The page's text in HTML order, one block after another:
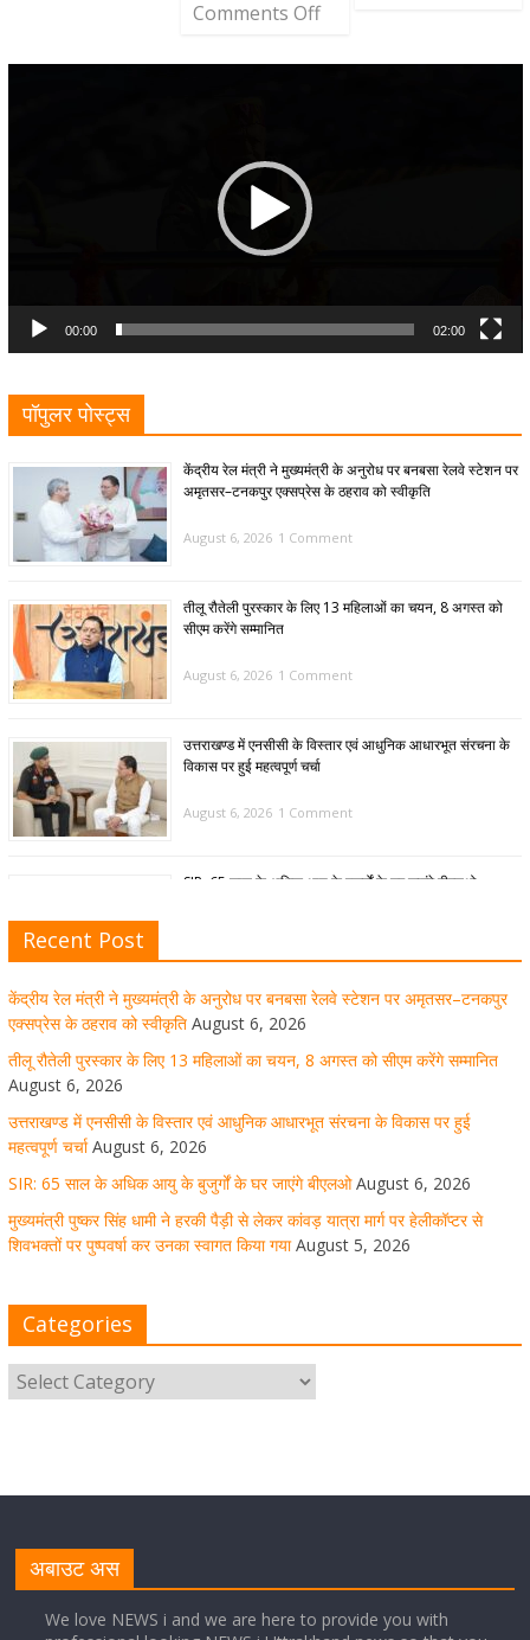
Comments Off
00:00 02:00
पॉपुलर पोस्ट्स
केंद्रीय रेल मंत्री ने मुख्यमंत्री के अनुरोध पर बनबसा रेलवे स्टेशन पर
अमृतसर–टनकपुर एक्सप्रेस के ठहराव को स्वीकृति
August 6, 2026 1 Comment
तीलू रौतेली पुरस्कार के लिए 13 महिलाओं का चयन, 8 अगस्त को
सीएम करेंगे सम्मानित
August 6, 2026 1 Comment
उत्तराखण्ड में एनसीसी के विस्तार एवं आधुनिक आधारभूत संरचना के
विकास पर हुई महत्वपूर्ण चर्चा
August 6, 2026 1 Comment
SIR: 65 साल के अधिक आयु के बुजुर्गों के घर जाएंगे बीएलओ
मुख्यमंत्री पुष्कर सिंह धामी ने हरकी पैड़ी से लेकर कांवड़ यात्रा मार्ग
पर हेलीकॉप्टर से शिवभक्तों पर पुष्पवर्षा कर उनका स्वागत किया गया
धर्मनगरी हरिद्वार में कांवड़ यात्रा के दौरान मंगलवार को आस्था, सेवा
और संस्कृति का अद्भुत संगम देखने को मिला
मुख्यमंत्री ने स्वास्थ्य सेवा शिविर का किया शुभारंभ, श्रद्धालुओं को
अपने हाथों से परोसा भोजन
August 5, 2026 1 Comment
Recent Post
केंद्रीय रेल मंत्री ने मुख्यमंत्री के अनुरोध पर बनबसा रेलवे स्टेशन पर अमृतसर–टनकपुर
एक्सप्रेस के ठहराव को स्वीकृति August 6, 2026
तीलू रौतेली पुरस्कार के लिए 13 महिलाओं का चयन, 8 अगस्त को सीएम करेंगे सम्मानित
August 6, 2026
उत्तराखण्ड में एनसीसी के विस्तार एवं आधुनिक आधारभूत संरचना के विकास पर हुई
महत्वपूर्ण चर्चा August 6, 2026
SIR: 65 साल के अधिक आयु के बुजुर्गों के घर जाएंगे बीएलओ August 6, 2026
मुख्यमंत्री पुष्कर सिंह धामी ने हरकी पैड़ी से लेकर कांवड़ यात्रा मार्ग पर हेलीकॉप्टर से
शिवभक्तों पर पुष्पवर्षा कर उनका स्वागत किया गया August 5, 2026
Categories
अबाउट अस
We love NEWS i and we are here to provide you with